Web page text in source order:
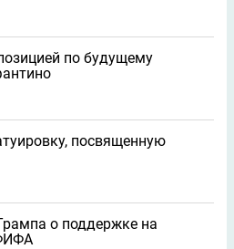
по будущему
посвященную
о поддержке на